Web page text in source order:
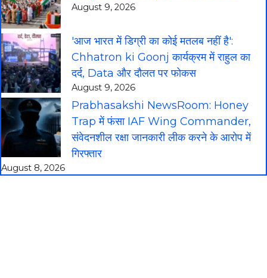
August 9, 2026
'आज भारत में डिग्री का कोई मतलब नहीं है':
Chhatron ki Goonj कार्यक्रम में राहुल का
दर्द, Data और दौलत पर फोकस
August 9, 2026
Prabhasakshi NewsRoom: Honey
Trap में फंसा IAF Wing Commander,
संवेदनशील रक्षा जानकारी लीक करने के आरोप में
गिरफ्तार
August 8, 2026